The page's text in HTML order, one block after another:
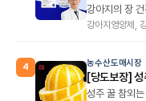
강아지의 장
강아지영양제,
4 농수산도매시장
[당도보장] 성
성주 꿀 참외